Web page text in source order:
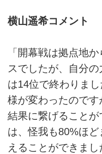
横山遥希コメント
「開幕戦は拠点地
スでしたが、自分
は14位で終わりま
様が変わったのです
結果に繋げること
は、怪我も80%ほ
えることができま